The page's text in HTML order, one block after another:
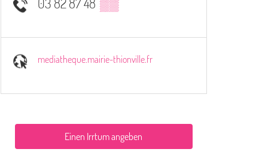
mediatheque.mairie-thionville.fr
Einen Irrtum angeben